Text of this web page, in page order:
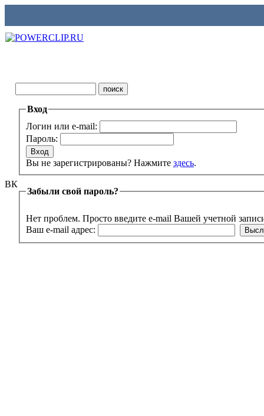
ВК
Вход
Логин или e-mail:
Пароль:
Вы не зарегистрированы? Нажмите здесь.
Забыли свой пароль?
Нет проблем. Просто введите e-mail Вашей учетной
Ваш e-mail адрес: